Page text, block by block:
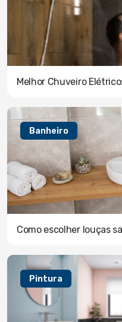
Melhor Chuveiro
Banheiro
Como escolher louças
Pintura